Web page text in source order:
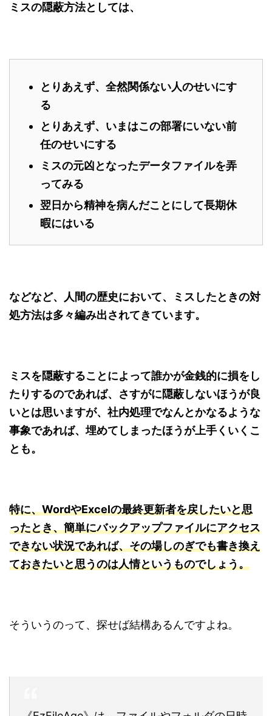
ミスの隠蔽方法としては、
とりあえず、全然関係ない人のせいにす
る
とりあえず、いまはこの部署にいない前
任のせいにする
ミスの元凶となったデータファイルを弄
ってみる
翌日から精神を病んだことにして長期休
暇にはいる
などなど、人間の歴史において、ミスしたときの対
処方法は多々編み出されてきています。
ミスを隠蔽することによって誰かが金銭的に損をし
たりするのであれば、さすがに隠蔽しないほうが良
いとは思いますが、社内処理でなんとかなるような
事象であれば、埋めてしまったほうが上手くいくこ
とも。
特に、WordやExcelの最終更新者を戻したいと思
ったとき、簡単にバックアップファイルにアクセス
できない状況であれば、その場しのぎでも書き換え
ておきたいと思うのは人情というものでしょう。
そういうのって、探せば結構あるんですよね。